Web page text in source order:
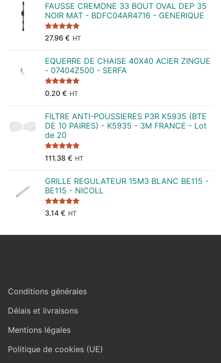
FAUSSE CREMONE 33 BOUT OVAL DEP 35
NOIR MAT - BDFC04AR4716 - GENERIQUE
Note5.00
sur 5
27.96 € HT
EQUERRE DE CHAISE 40X40 ACIER ZINGUE
- 07404Z500 - SERFA
Note 5.00
sur 5
0.20 € HT
FILTRE ANTI-POUSSIERES P3R K5935 (BTE
DE 10 PAIRES) - K5935 - 3M FRANCE - Lot
de 20
Note5.00
sur 5
111.38 € HT
GRILLE REGULATEUR 15M3 BLANC BE115 -
BE115 - NICOLL
Note 5.00
sur 5
3.14 € HT
Conditions générales
Délais et livraisons
Mentions légales
Politique de cookies (UE)